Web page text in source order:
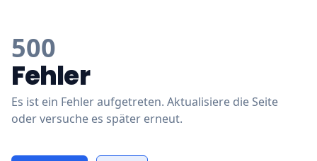
500
Fehler
Es ist ein Fehler aufgetreten. Aktualisiere die Seite
oder versuche es später erneut.